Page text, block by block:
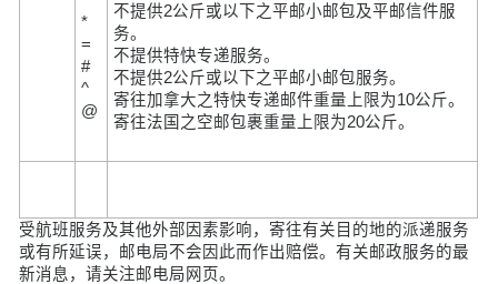
*
=
#
^
@
不提供2公斤或以下之平邮小邮包及平邮信件服
务。
不提供特快专递服务。
不提供2公斤或以下之平邮小邮包服务。
寄往加拿大之特快专递邮件重量上限为10公斤。
寄往法国之空邮包裹重量上限为20公斤。
受航班服务及其他外部因素影响，寄往有关目的地的派递服务
或有所延误，邮电局不会因此而作出赔偿。有关邮政服务的最
新消息，请关注邮电局网页。